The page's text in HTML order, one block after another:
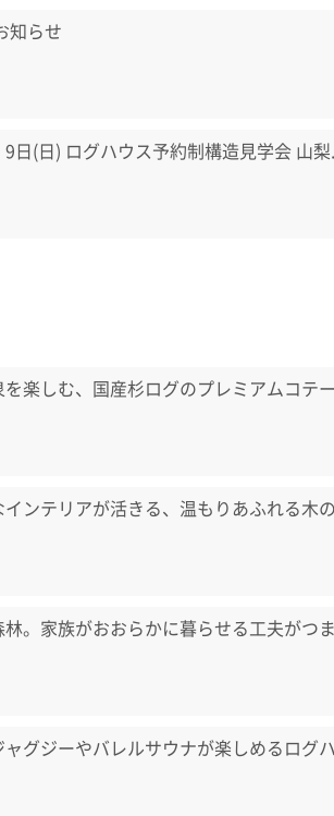
知らせ
日(日) ログハウス予約制構造見学会 山梨
楽しむ、国産杉ログのプレミアムコテ
ンテリアが活きる、温もりあふれる木
。家族がおおらかに暮らせる工夫がつ
グジーやバレルサウナが楽しめるログ